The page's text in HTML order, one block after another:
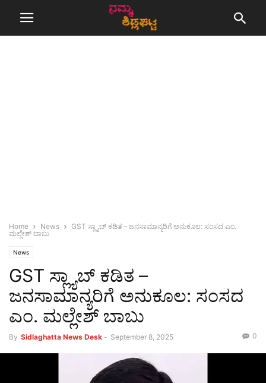
Home News
GST ಸ್ಲ್ಯಾಬ್ ಕಡಿತ – ಜನಸಾಮಾನ್ಯರಿಗೆ ಅನುಕೂಲ: ಸಂಸದ ಎಂ.
ಮಲ್ಲೇಶ್ ಬಾಬು
News
GST ಸ್ಲ್ಯಾಬ್ ಕಡಿತ –
ಜನಸಾಮಾನ್ಯರಿಗೆ ಅನುಕೂಲ: ಸಂಸದ
ಎಂ. ಮಲ್ಲೇಶ್ ಬಾಬು
By Sidlaghatta News Desk - September 8, 2025 0